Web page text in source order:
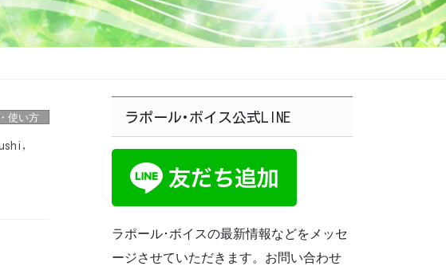
使い方 ラポール･ボイス公式LINE
ラポール･ボイスの最新情報などをメッセ
ージさせていただきます。お問い合わせ